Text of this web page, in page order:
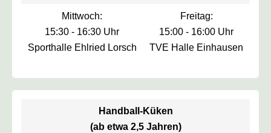
Mittwoch:
15:30 - 16:30 Uhr
Sporthalle Ehlried Lorsch
Freitag:
15:00 - 16:00 Uhr
TVE Halle Einhausen
Handball-Küken
(ab etwa 2,5 Jahren)